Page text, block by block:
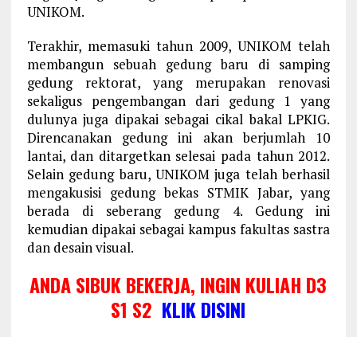
UNIKOM.
Terakhir, memasuki tahun 2009, UNIKOM telah
membangun sebuah gedung baru di samping
gedung rektorat, yang merupakan renovasi
sekaligus pengembangan dari gedung 1 yang
dulunya juga dipakai sebagai cikal bakal LPKIG.
Direncanakan gedung ini akan berjumlah 10
lantai, dan ditargetkan selesai pada tahun 2012.
Selain gedung baru, UNIKOM juga telah berhasil
mengakusisi gedung bekas STMIK Jabar, yang
berada di seberang gedung 4. Gedung ini
kemudian dipakai sebagai kampus fakultas sastra
dan desain visual.
ANDA SIBUK BEKERJA, INGIN KULIAH D3
S1 S2 KLIK DISINI